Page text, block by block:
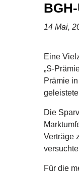
14 Mai,
Eine
„S-
Prämie
Die
Verträge
Für die